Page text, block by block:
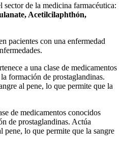
de la medicina farmacéutica:
Acetilcilaphthón,
pacientes con una enfermedad
a una clase de medicamentos
formación de prostaglandinas.
al pene, lo que permite que la
de medicamentos conocidos
de prostaglandinas. Actúa
pene, lo que permite que la sangre